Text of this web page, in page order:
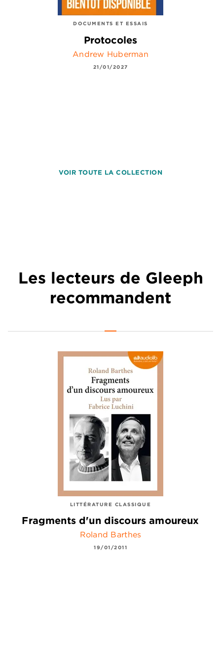
DOCUMENTS ET ESSAIS
Protocoles
Andrew Huberman
21/01/2027
VOIR TOUTE LA COLLECTION
Les lecteurs de Gleeph
recommandent
LITTÉRATURE CLASSIQUE
Fragments d'un discours amoureux
Roland Barthes
19/01/2011